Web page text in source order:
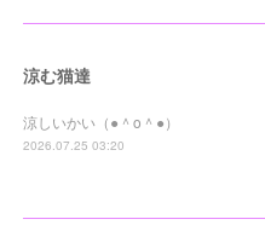
涼む猫達
涼しいかい（●＾o＾●）
2026.07.25 03:20